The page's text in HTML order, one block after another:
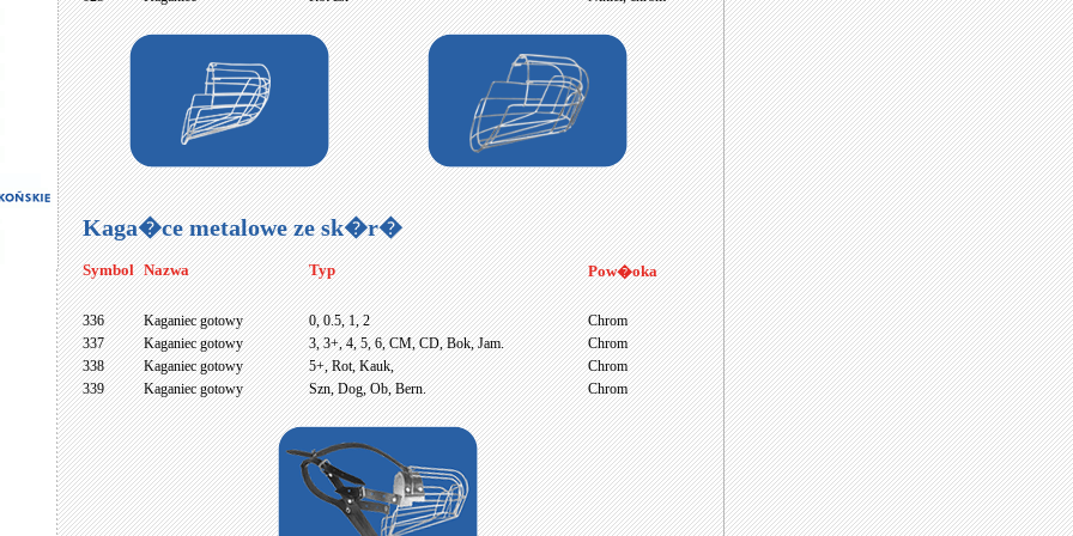
Kaga�ce metalowe ze sk�r�
Symbol Nazwa Typ Pow�oka
336 Kaganiec gotowy 0, 0.5, 1, 2
Chrom
337
Kaganiec gotowy 3, 3+, 4, 5, 6, CM, CD, Bok, Jam.
Chrom
338
Kaganiec gotowy 5+, Rot, Kauk,
Chrom
339
Kaganiec gotowy Szn, Dog, Ob, Bern. Chrom